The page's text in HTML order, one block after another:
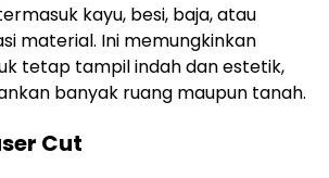
kayu, besi, baja, atau
material. Ini memungkinkan
tetap tampil indah dan estetik,
banyak ruang maupun tanah.
Cut